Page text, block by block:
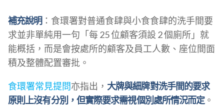
補充說明 ：食環署對普通食肆與小食食肆的洗手間要
求並非單純用一句「每 25 位顧客須設 2 個廁所」就
能概括，而是會按處所的顧客及員工人數、座位間面
積及整體配置審批。
食環署常見提問亦指出， 大牌與細牌對洗手間的要求
原則上沒有分別，但實際要求需視個別處所情況而定。